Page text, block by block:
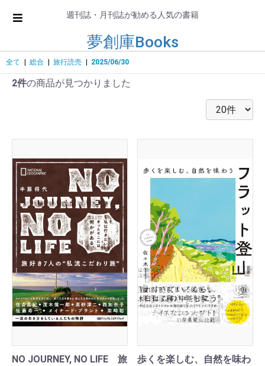
週刊誌・月刊誌が勧める人気の書籍
夢創庫Books
全て 総合 旅行読売 2025/06/30
2件の商品が見つかりました
NO JOURNEY, NO LIFE 旅
歩くを楽しむ、自然を味わ